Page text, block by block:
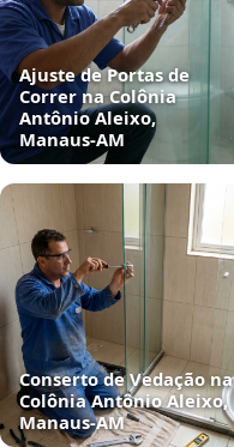
Ajuste de Portas de
Correr na Colônia
Antônio Aleixo,
Manaus‑AM
Conserto de Vedação na
Colônia Antônio Aleixo,
Manaus‑AM